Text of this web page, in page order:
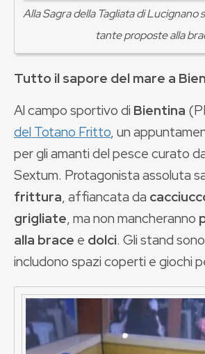
Alla Sagra della Tagliata di Lucignano
tante proposte alla
Tutto il sapore del mare a
Al campo sportivo di Bientina
del Totano Fritto, un
per gli amanti del pesce curato
Sextum. Protagonista assoluta
frittura, affiancata da
grigliate, ma non mancheranno
alla brace e dolci. Gli stand
includono spazi coperti e giochi